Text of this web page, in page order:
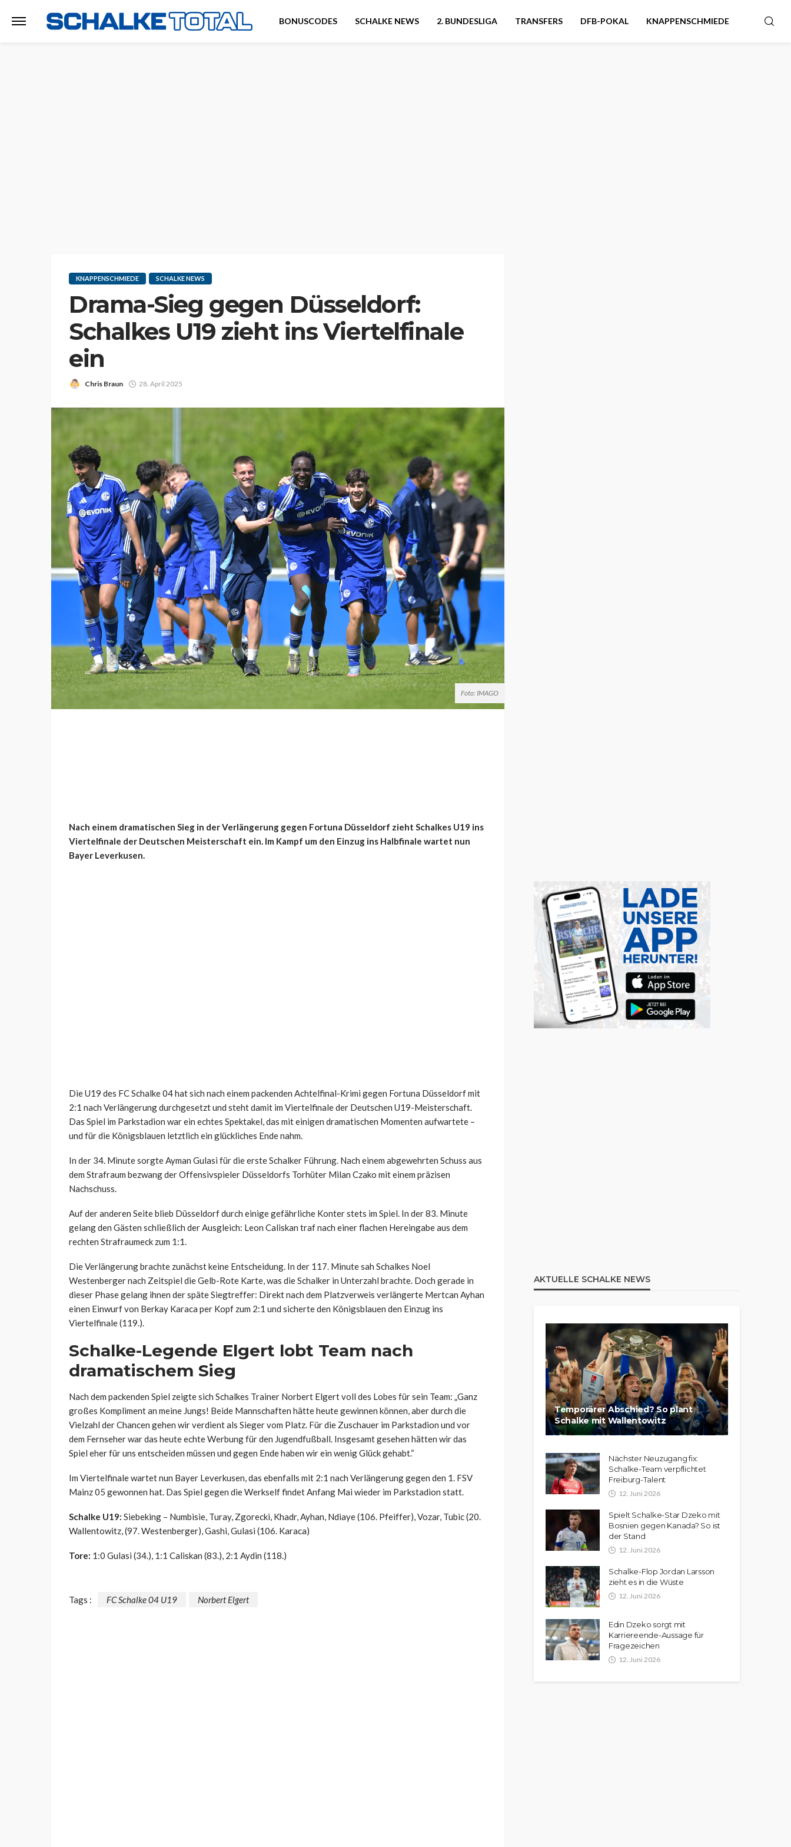
BONUSCODES SCHALKE NEWS 2. BUNDESLIGA TRANSFERS DFB-POKAL KNAPPENSCHMIEDE
KNAPPENSCHMIEDE SCHALKE NEWS
Drama-Sieg gegen Düsseldorf:
Schalkes U19 zieht ins Viertelfinale
ein
Chris Braun 28. April 2025
Foto: IMAGO
Nach einem dramatischen Sieg in der Verlängerung gegen Fortuna Düsseldorf zieht Schalkes U19 ins
Viertelfinale der Deutschen Meisterschaft ein. Im Kampf um den Einzug ins Halbfinale wartet nun
Bayer Leverkusen.
Die U19 des FC Schalke 04 hat sich nach einem packenden Achtelfinal-Krimi gegen Fortuna Düsseldorf mit
2:1 nach Verlängerung durchgesetzt und steht damit im Viertelfinale der Deutschen U19-Meisterschaft.
Das Spiel im Parkstadion war ein echtes Spektakel, das mit einigen dramatischen Momenten aufwartete –
und für die Königsblauen letztlich ein glückliches Ende nahm.
In der 34. Minute sorgte Ayman Gulasi für die erste Schalker Führung. Nach einem abgewehrten Schuss aus
dem Strafraum bezwang der Offensivspieler Düsseldorfs Torhüter Milan Czako mit einem präzisen
Nachschuss.
Auf der anderen Seite blieb Düsseldorf durch einige gefährliche Konter stets im Spiel. In der 83. Minute
gelang den Gästen schließlich der Ausgleich: Leon Caliskan traf nach einer flachen Hereingabe aus dem
rechten Strafraumeck zum 1:1.
Die Verlängerung brachte zunächst keine Entscheidung. In der 117. Minute sah Schalkes Noel
Westenberger nach Zeitspiel die Gelb-Rote Karte, was die Schalker in Unterzahl brachte. Doch gerade in
dieser Phase gelang ihnen der späte Siegtreffer: Direkt nach dem Platzverweis verlängerte Mertcan Ayhan
einen Einwurf von Berkay Karaca per Kopf zum 2:1 und sicherte den Königsblauen den Einzug ins
Viertelfinale (119.).
Schalke-Legende Elgert lobt Team nach
dramatischem Sieg
Nach dem packenden Spiel zeigte sich Schalkes Trainer Norbert Elgert voll des Lobes für sein Team: „Ganz
großes Kompliment an meine Jungs! Beide Mannschaften hätte heute gewinnen können, aber durch die
Vielzahl der Chancen gehen wir verdient als Sieger vom Platz. Für die Zuschauer im Parkstadion und vor
dem Fernseher war das heute echte Werbung für den Jugendfußball. Insgesamt gesehen hätten wir das
Spiel eher für uns entscheiden müssen und gegen Ende haben wir ein wenig Glück gehabt.“
Im Viertelfinale wartet nun Bayer Leverkusen, das ebenfalls mit 2:1 nach Verlängerung gegen den 1. FSV
Mainz 05 gewonnen hat. Das Spiel gegen die Werkself findet Anfang Mai wieder im Parkstadion statt.
Schalke U19: Siebeking – Numbisie, Turay, Zgorecki, Khadr, Ayhan, Ndiaye (106. Pfeiffer), Vozar, Tubic (20.
Wallentowitz, (97. Westenberger), Gashi, Gulasi (106. Karaca)
Tore: 1:0 Gulasi (34.), 1:1 Caliskan (83.), 2:1 Aydin (118.)
Tags : FC Schalke 04 U19 Norbert Elgert
AKTUELLE SCHALKE NEWS
Temporärer Abschied? So plant
Schalke mit Wallentowitz
Nächster Neuzugang fix:
Schalke-Team verpflichtet
Freiburg-Talent
12. Juni 2026
Spielt Schalke-Star Dzeko mit
Bosnien gegen Kanada? So ist
der Stand
12. Juni 2026
Schalke-Flop Jordan Larsson
zieht es in die Wüste
12. Juni 2026
Edin Dzeko sorgt mit
Karriereende-Aussage für
Fragezeichen
12. Juni 2026